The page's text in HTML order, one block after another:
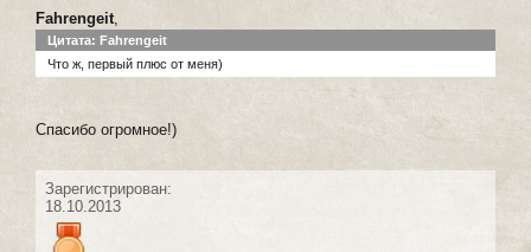
Fahrengeit
Цитата: Fahrengeit
Что ж, первый плюс от меня)
Спасибо огромное!)
Зарегистрирован:
18.10.2013